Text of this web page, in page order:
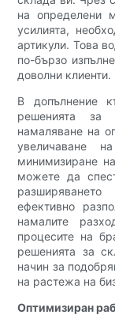
на определени
усилията,
артикули. Това
по-бързо
доволни клиенти.
В допълнение
решенията за
намаляване на
увеличаване
минимизиране
можете да
ефективно
намалите
процесите на
решенията за
начин за
на растежа на
Оптимизиран